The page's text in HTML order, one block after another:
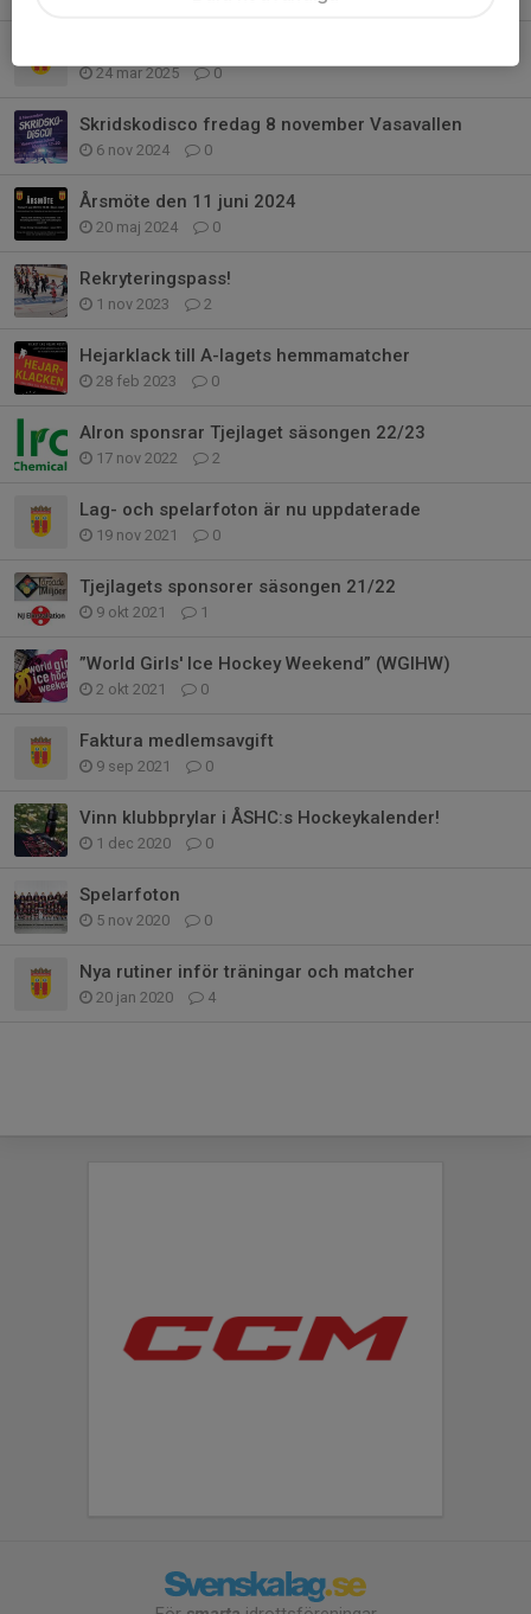
24 mar 2025 0
Skridskodisco fredag 8 november Vasavallen
6 nov 2024 0
Årsmöte den 11 juni 2024
20 maj 2024 0
Rekryteringspass!
1 nov 2023 2
Hejarklack till A-lagets hemmamatcher
28 feb 2023 0
Alron sponsrar Tjejlaget säsongen 22/23
17 nov 2022 2
Lag- och spelarfoton är nu uppdaterade
19 nov 2021 0
Tjejlagets sponsorer säsongen 21/22
9 okt 2021 1
”World Girls' Ice Hockey Weekend” (WGIHW)
2 okt 2021 0
Faktura medlemsavgift
9 sep 2021 0
Vinn klubbprylar i ÅSHC:s Hockeykalender!
1 dec 2020 0
Spelarfoton
5 nov 2020 0
Nya rutiner inför träningar och matcher
20 jan 2020 4